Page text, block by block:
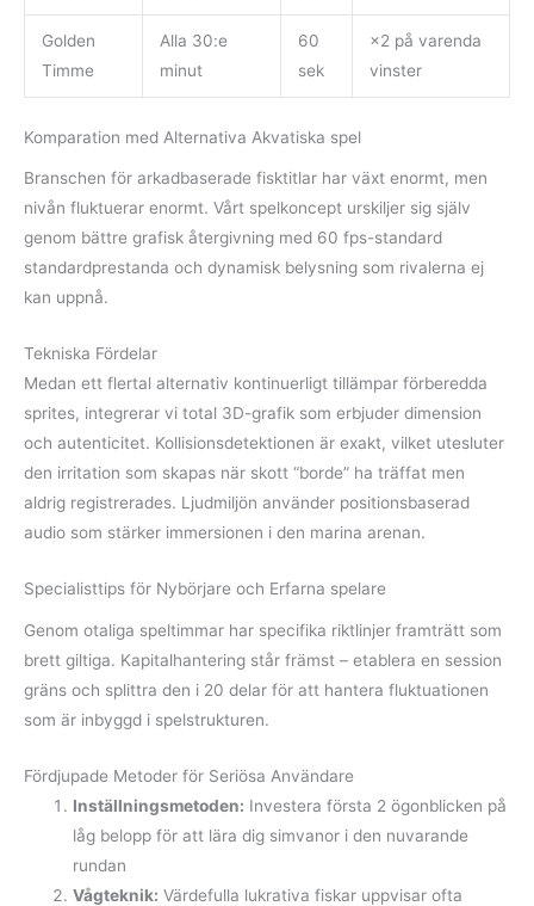
Golden
Timme
Alla 30:e
minut
60
sek
×2 på varenda
vinster
Komparation med Alternativa Akvatiska spel
Branschen för arkadbaserade fisktitlar har växt enormt, men
nivån fluktuerar enormt. Vårt spelkoncept urskiljer sig själv
genom bättre grafisk återgivning med 60 fps-standard
standardprestanda och dynamisk belysning som rivalerna ej
kan uppnå.
Tekniska Fördelar
Medan ett flertal alternativ kontinuerligt tillämpar förberedda
sprites, integrerar vi total 3D-grafik som erbjuder dimension
och autenticitet. Kollisionsdetektionen är exakt, vilket utesluter
den irritation som skapas när skott “borde” ha träffat men
aldrig registrerades. Ljudmiljön använder positionsbaserad
audio som stärker immersionen i den marina arenan.
Specialisttips för Nybörjare och Erfarna spelare
Genom otaliga speltimmar har specifika riktlinjer framträtt som
brett giltiga. Kapitalhantering står främst – etablera en session
gräns och splittra den i 20 delar för att hantera fluktuationen
som är inbyggd i spelstrukturen.
Fördjupade Metoder för Seriösa Användare
Inställningsmetoden: Investera första 2 ögonblicken på
låg belopp för att lära dig simvanor i den nuvarande
rundan
Vågteknik: Värdefulla lukrativa fiskar uppvisar ofta